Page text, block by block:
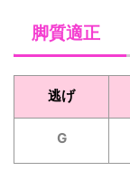
脚質適正
逃げ
G